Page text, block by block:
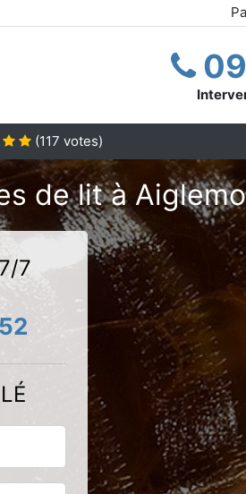
09
(117 votes)
de lit à
7